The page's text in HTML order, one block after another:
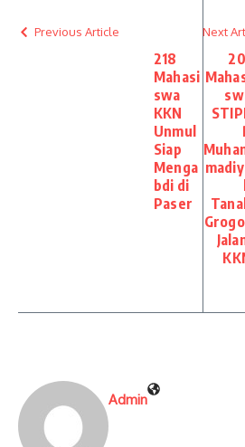
Previous Article
218
Mahasi
swa
KKN
Unmul
Siap
Menga
bdi di
Paser
Next
Admin